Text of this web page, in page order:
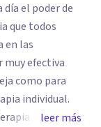
el poder de
que todos
en las
muy efectiva
como para
individual.
leer más